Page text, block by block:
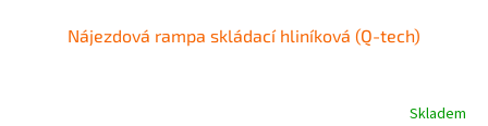
Nájezdová rampa skládací hliníková (Q-tech)
Skladem